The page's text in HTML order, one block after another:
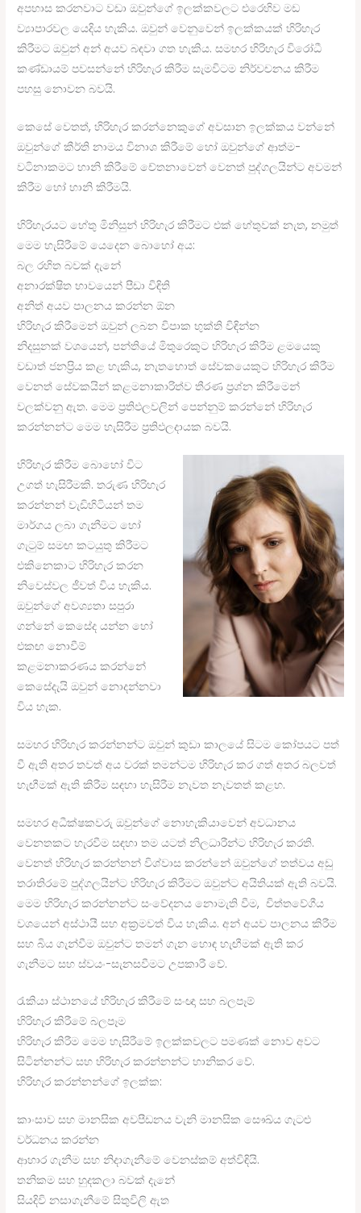
අපහාස කරනවාට වඩා ඔවුන්ගේ ඉලක්කවලට එරෙහිව මඩ
ව්‍යාපාරවල යෙදිය හැකිය. ඔවුන් වෙනුවෙන් ඉලක්කයක් හිරිහැර
කිරීමට ඔවුන් අන් අයව බඳවා ගත හැකිය. සමහර හිරිහැර විරෝධී
කණ්ඩායම් පවසන්නේ හිරිහැර කිරීම සැමවිටම නිර්වචනය කිරීම
පහසු නොවන බවයි.
කෙසේ වෙතත්, හිරිහැර කරන්නෙකුගේ අවසාන ඉලක්කය වන්නේ
ඔවුන්ගේ කීර්ති නාමය විනාශ කිරීමේ හෝ ඔවුන්ගේ ආත්ම-
වටිනාකමට හානි කිරීමේ චේතනාවෙන් වෙනත් පුද්ගලයින්ට අවමන්
කිරීම හෝ හානි කිරීමයි.
හිරිහැරයට හේතු මිනිසුන් හිරිහැර කිරීමට එක් හේතුවක් නැත, නමුත්
මෙම හැසිරීමේ යෙදෙන බොහෝ අය:
බල රහිත බවක් දැනේ
අනාරක්ෂිත භාවයෙන් පීඩා විඳිති
අනිත් අයව පාලනය කරන්න ඕන
හිරිහැර කිරීමෙන් ඔවුන් ලබන විපාක භුක්ති විඳින්න
නිදසුනක් වශයෙන්, පන්තියේ මිතුරෙකුට හිරිහැර කිරීම ළමයෙකු
වඩාත් ජනප්‍රිය කළ හැකිය, නැතහොත් සේවකයෙකුට හිරිහැර කිරීම
වෙනත් සේවකයින් කළමනාකාරිත්ව තීරණ ප්‍රශ්න කිරීමෙන්
වලක්වනු ඇත. මෙම ප්‍රතිඵලවලින් පෙන්නුම් කරන්නේ හිරිහැර
කරන්නන්ට මෙම හැසිරීම ප්‍රතිඵලදායක බවයි.
හිරිහැර කිරීම බොහෝ විට
උගත් හැසිරීමකි. තරුණ හිරිහැර
කරන්නන් වැඩිහිටියන් තම
මාර්ගය ලබා ගැනීමට හෝ
ගැටුම් සමඟ කටයුතු කිරීමට
එකිනෙකාට හිරිහැර කරන
නිවෙස්වල ජීවත් විය හැකිය.
ඔවුන්ගේ අවශ්‍යතා සපුරා
ගන්නේ කෙසේද යන්න හෝ
එකඟ නොවීම්
කළමනාකරණය කරන්නේ
කෙසේදැයි ඔවුන් නොදන්නවා
විය හැක.
සමහර හිරිහැර කරන්නන්ට ඔවුන් කුඩා කාලයේ සිටම කෝපයට පත්
වී ඇති අතර තවත් අය වරක් තමන්ටම හිරිහැර කර ගත් අතර බලවත්
හැඟීමක් ඇති කිරීම සඳහා හැසිරීම නැවත නැවතත් කළහ.
සමහර අධීක්ෂකවරු ඔවුන්ගේ නොහැකියාවෙන් අවධානය
වෙනතකට හැරවීම සඳහා තම යටත් නිලධාරීන්ට හිරිහැර කරති.
වෙනත් හිරිහැර කරන්නන් විශ්වාස කරන්නේ ඔවුන්ගේ තත්වය අඩු
තරාතිරමේ පුද්ගලයින්ට හිරිහැර කිරීමට ඔවුන්ට අයිතියක් ඇති බවයි.
මෙම හිරිහැර කරන්නන්ට සංවේදනය නොමැති වීම, චිත්තවේගීය
වශයෙන් අස්ථායී සහ අක්‍රමවත් විය හැකිය. අන් අයව පාලනය කිරීම
සහ බිය ගැන්වීම ඔවුන්ට තමන් ගැන හොඳ හැඟීමක් ඇති කර
ගැනීමට සහ ස්වයං-සැනසවීමට උපකාරී වේ.
රැකියා ස්ථානයේ හිරිහැර කිරීමේ සංඥා සහ බලපෑම්
හිරිහැර කිරීමේ බලපෑම
හිරිහැර කිරීම මෙම හැසිරීමේ ඉලක්කවලට පමණක් නොව අවට
සිටින්නන්ට සහ හිරිහැර කරන්නන්ට හානිකර වේ.
හිරිහැර කරන්නන්ගේ ඉලක්ක:
කාංසාව සහ මානසික අවපීඩනය වැනි මානසික සෞඛ්ය ගැටළු
වර්ධනය කරන්න
ආහාර ගැනීම සහ නිදාගැනීමේ වෙනස්කම් අත්විඳියි.
තනිකම සහ හුදකලා බවක් දැනේ
සියදිවි නසාගැනීමේ සිතුවිලි ඇත